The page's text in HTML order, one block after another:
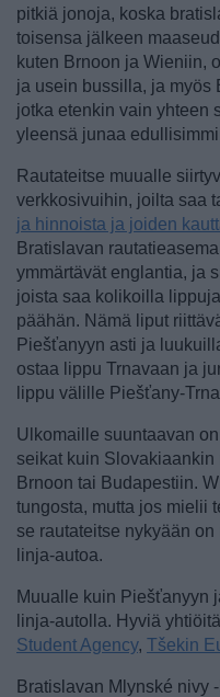
pitkiä jonoja, koska
toisensa jälkeen
kuten Brnoon ja Wieniin,
ja usein bussilla, ja myös
jotka etenkin vain yhteen
yleensä junaa
Rautateitse muualle
verkkosivuihin, joilta saa
ja hinnoista ja joiden
Bratislavan
ymmärtävät englantia, ja
joista saa kolikoilla
päähän. Nämä liput
Piešťanyyn asti ja
ostaa lippu Trnavaan ja
lippu välille Piešťany-
Ulkomaille suuntaavan
seikat kuin Slovakiaankin
Brnoon tai Budapestiin.
tungosta, mutta jos mielii
se rautateitse nykyään
linja-autoa.
Muualle kuin Piešťanyyn
linja-autolla. Hyviä
Student Agency, Tšekin
Bratislavan Mlynské nivy